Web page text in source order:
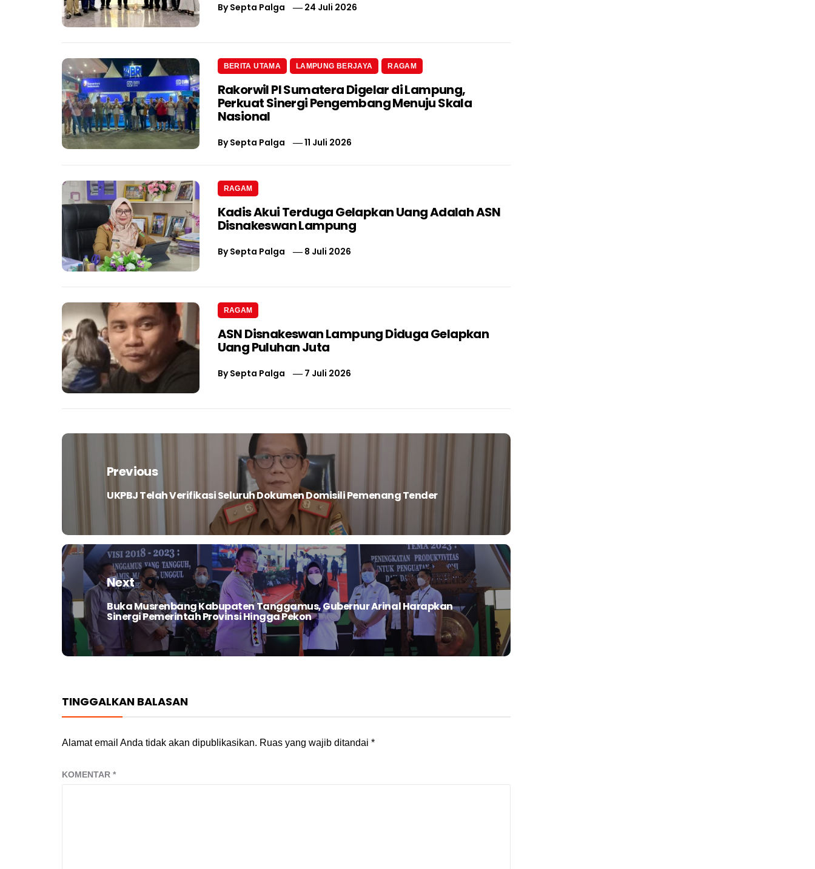
BySepta Palga 24 Juli 2026
BERITA UTAMA LAMPUNG BERJAYA RAGAM
Rakorwil PI Sumatera Digelar di Lampung,
Perkuat Sinergi Pengembang Menuju Skala
Nasional
BySepta Palga 11 Juli 2026
RAGAM
Kadis Akui Terduga Gelapkan Uang Adalah ASN
Disnakeswan Lampung
BySepta Palga 8 Juli 2026
RAGAM
ASN Disnakeswan Lampung Diduga Gelapkan
Uang Puluhan Juta
BySepta Palga 7 Juli 2026
Navigasi
Previous
Previous
UKPBJ Telah Verifikasi Seluruh Dokumen Domisili Pemenang Tender
Next
Next
post:
Buka Musrenbang Kabupaten Tanggamus, Gubernur Arinal Harapkan
Sinergi Pemerintah Provinsi Hingga Pekon
TINGGALKAN BALASAN
Alamat email Anda tidak akan dipublikasikan. Ruas yang wajib ditandai *
KOMENTAR *